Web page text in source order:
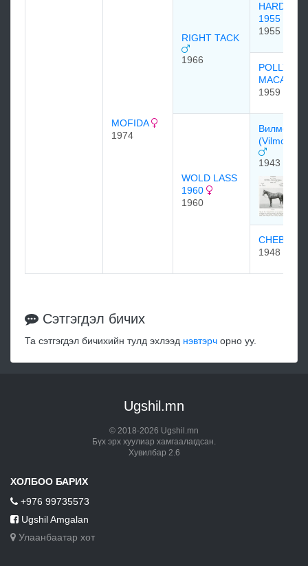
MOFIDA
1974
RIGHT TACK
1966
HARD
1955
1955
POLLY
MACAW
1959
WOLD LASS
1960
1960
Вилморин
(Vilmorin)
1943
CHEB
1948
Сэтгэгдэл бичих
Та сэтгэгдэл бичихийн тулд эхлээд нэвтэрч орно уу.
Ugshil.mn
© 2018-2026 Ugshil.mn
Бүх эрх хуулиар хамгаалагдсан.
Хувилбар 2.6
ХОЛБОО БАРИХ
+976 99735573
Ugshil Amgalan
Улаанбаатар хот